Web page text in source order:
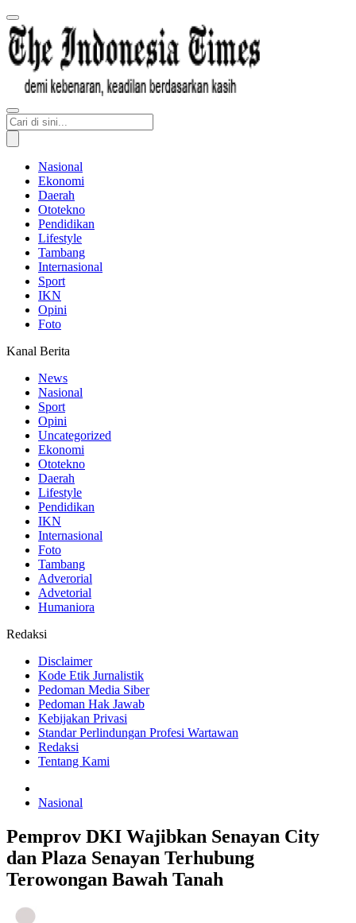
Nasional
Ekonomi
Daerah
Ototekno
Pendidikan
Lifestyle
Tambang
Internasional
Sport
IKN
Opini
Foto
Kanal Berita
News
Nasional
Sport
Opini
Uncategorized
Ekonomi
Ototekno
Daerah
Lifestyle
Pendidikan
IKN
Internasional
Foto
Tambang
Adverorial
Advetorial
Humaniora
Redaksi
Disclaimer
Kode Etik Jurnalistik
Pedoman Media Siber
Pedoman Hak Jawab
Kebijakan Privasi
Standar Perlindungan Profesi Wartawan
Redaksi
Tentang Kami
Nasional
Pemprov DKI Wajibkan Senayan City
dan Plaza Senayan Terhubung
Terowongan Bawah Tanah